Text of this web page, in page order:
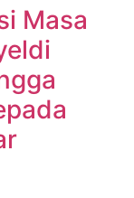
Masa